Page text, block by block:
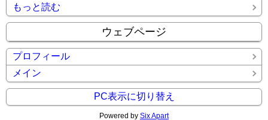
もっと読む
ウェブページ
プロフィール
メイン
PC表示に切り替え
Powered by Six Apart